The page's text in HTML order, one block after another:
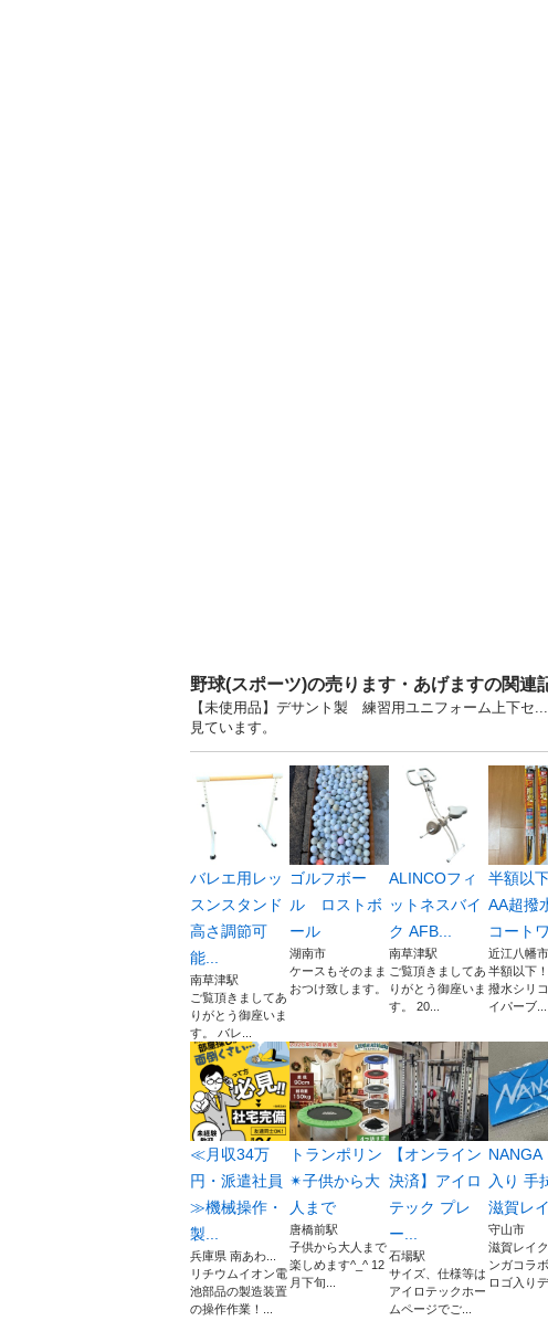
野球(スポーツ)の売ります・あげますの関連
【未使用品】デサント製 練習用ユニフォーム上下セ
見ています。
バレエ用レッ
スンスタンド
高さ調節可
能...
南草津駅
ご覧頂きましてあ
りがとう御座いま
す。 バレ...
ゴルフボー
ル ロストボ
ール
湖南市
ケースもそのまま
おつけ致します。
ALINCOフィ
ットネスバイ
ク AFB...
南草津駅
ご覧頂きましてあ
りがとう御座いま
す。 20...
半額以
AA超撥
コート
近江八幡市
半額以下
撥水シリ
イパーブ...
≪月収34万
円・派遣社員
≫機械操作・
製...
兵庫県 南あわ...
リチウムイオン電
池部品の製造装置
の操作作業！...
トランポリン
✴︎子供から大
人まで
唐橋前駅
子供から大人まで
楽しめます^_^ 12
月下旬...
【オンライン
決済】アイロ
テック プレ
ー...
石場駅
サイズ、仕様等は
アイロテックホー
ムページでご...
NANGA
入り 手
滋賀レイ
守山市
滋賀レイ
ンガコラ
ロゴ入りデ